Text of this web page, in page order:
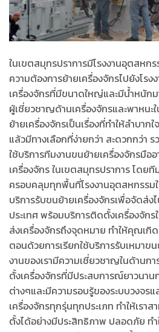
ในเขตสมุทรปราการมีโรงงานอุตสหก
ความต้องการย้ายเครื่องจักรไปยังโร
เครื่องจักรที่มีขนาดใหญ่และมีน้ำหนัก
ผู้เชี่ยวชาญด้านเครื่องจักรและพาหนะ
ย้ายเครื่องจักรเป็นเรื่องที่ทำให้ลำบา
แล้วมีทางเลือกที่ง่ายกว่า สะดวกกว่า
ใช้บริการทีมงานขนย้ายเครื่องจักรมือ
เครื่องจักร ในเขตสมุทรปราการ โดย
ครอบคลุมทุกพื้นที่โรงงานอุตสหกรรมใ
บริการรับขนย้ายเครื่องจักรเพื่อจัดส่
ประเทศ พร้อมบริการติดตั้งเครื่องจักร
ส่งเครื่องจักรถึงจุดหมาย ทำให้คุณเกิ
ตอนด้วยการเรียกใช้บริการรับเหมาข
งานของเรามีความเชี่ยวชาญในด้านก
ตั้งเครื่องจักรที่มีประสบการณ์ยาวนาน
ต่างๆและมีความรอบรู้ของระบบวงจร
เครื่องจักรทุกรุ่นทุกประเภท ทำให้เรา
ตั้งได้อย่างมีประสิทธิภาพ ปลอดภัย ทำ